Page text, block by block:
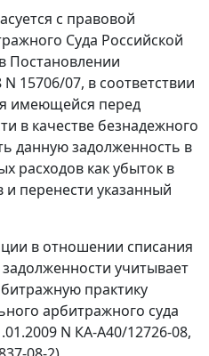
с правовой
Суда Российской
Постановлении
15706/07, в соответствии
имеющейся перед
в качестве безнадежного
данную задолженность в
расходов как убыток в
перенести указанный
в отношении списания
учитывает
практику
арбитражного суда
N КА-А40/12726-08,